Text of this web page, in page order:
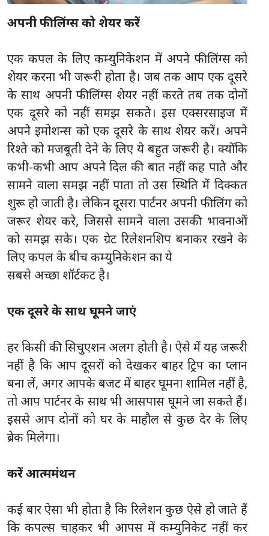
अपनी फीलिंग्स को शेयर करें
एक कपल के लिए कम्युनिकेशन में अपने फीलिंग्स को
शेयर करना भी जरूरी होता है। जब तक आप एक दूसरे
के साथ अपनी फीलिंग्स शेयर नहीं करते तब तक दोनों
एक दूसरे को नहीं समझ सकते। इस एक्सरसाइज में
अपने इमोशन्स को एक दूसरे के साथ शेयर करें। अपने
रिश्ते को मजबूती देने के लिए ये बहुत जरूरी है। क्योंकि
कभी-कभी आप अपने दिल की बात नहीं कह पाते और
सामने वाला समझ नहीं पाता तो उस स्थिति में दिक्कत
शुरू हो जाती है। लेकिन दूसरा पार्टनर अपनी फीलिंग को
जरूर शेयर करे, जिससे सामने वाला उसकी भावनाओं
को समझ सके। एक ग्रेट रिलेशनशिप बनाकर रखने के
लिए कपल के बीच कम्युनिकेशन का ये
सबसे अच्छा शॉर्टकट है।
एक दूसरे के साथ घूमने जाएं
हर किसी की सिचुएशन अलग होती है। ऐसे में यह जरूरी
नहीं है कि आप दूसरों को देखकर बाहर ट्रिप का प्लान
बना लें, अगर आपके बजट में बाहर घूमना शामिल नहीं है,
तो आप पार्टनर के साथ भी आसपास घूमने जा सकते हैं।
इससे आप दोनों को घर के माहौल से कुछ देर के लिए
ब्रेक मिलेगा।
करें आत्ममंथन
कई बार ऐसा भी होता है कि रिलेशन कुछ ऐसे हो जाते हैं
कि कपल्स चाहकर भी आपस में कम्युनिकेट नहीं कर